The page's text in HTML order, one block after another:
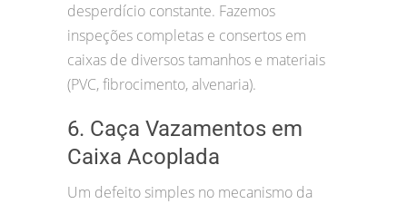
desperdício constante. Fazemos
inspeções completas e consertos em
caixas de diversos tamanhos e materiais
(PVC, fibrocimento, alvenaria).
6. Caça Vazamentos em
Caixa Acoplada
Um defeito simples no mecanismo da